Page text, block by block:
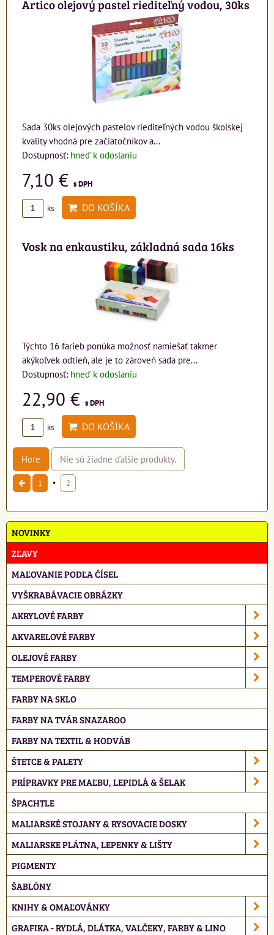
Artico olejový pastel riediteľný vodou, 30ks
Sada 30ks olejových pastelov riediteľných vodou školskej
kvality vhodná pre začiatočníkov a...
Dostupnosť: hneď k odoslaniu
7,10 € s DPH
ks DO KOŠÍKA
Vosk na enkaustiku, základná sada 16ks
Týchto 16 farieb ponúka možnosť namiešať takmer
akýkoľvek odtieň, ale je to zároveň sada pre...
Dostupnosť: hneď k odoslaniu
22,90 € s DPH
ks DO KOŠÍKA
Hore Nie sú žiadne ďalšie produkty.
1 2
NOVINKY
ZĽAVY
MAĽOVANIE PODĽA ČÍSEL
VYŠKRABÁVACIE OBRÁZKY
AKRYLOVÉ FARBY
AKVARELOVÉ FARBY
OLEJOVÉ FARBY
TEMPEROVÉ FARBY
FARBY NA SKLO
FARBY NA TVÁR SNAZAROO
FARBY NA TEXTIL & HODVÁB
ŠTETCE & PALETY
PRÍPRAVKY PRE MAĽBU, LEPIDLÁ & ŠELAK
ŠPACHTLE
MALIARSKÉ STOJANY & RYSOVACIE DOSKY
MALIARSKE PLÁTNA, LEPENKY & LIŠTY
PIGMENTY
ŠABLÓNY
KNIHY & OMAĽOVÁNKY
GRAFIKA - RYDLÁ, DLÁTKA, VALČEKY, FARBY & LINO